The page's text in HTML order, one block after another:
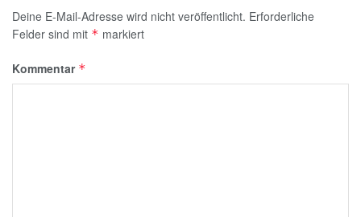
Deine E-Mail-Adresse wird nicht veröffentlicht. Erforderliche
Felder sind mit * markiert
Kommentar *